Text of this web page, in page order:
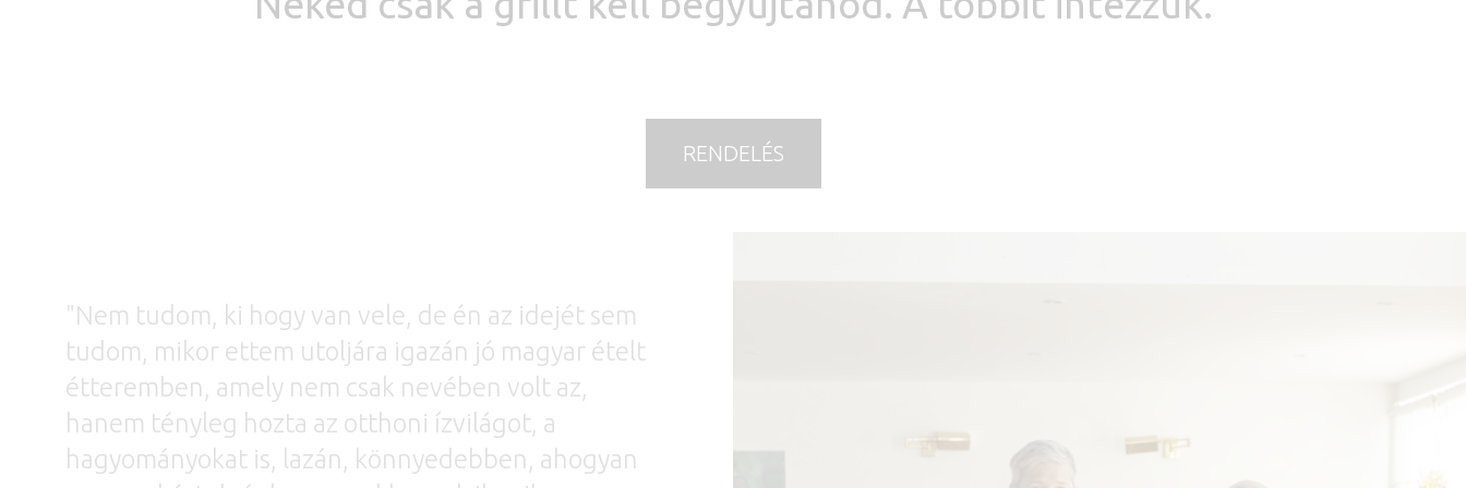
RENDELÉS
"Nem tudom, ki hogy van vele, de én az idejét sem
tudom, mikor ettem utoljára igazán jó magyar ételt
étteremben, amely nem csak nevében volt az,
hanem tényleg hozta az otthoni ízvilágot, a
hagyományokat is, lazán, könnyedebben, ahogyan